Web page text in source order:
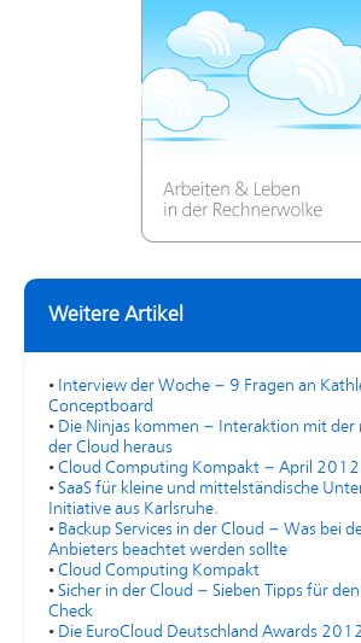
Weitere Artikel
• Interview der Woche – 9 Fragen an
Conceptboard
• Die Ninjas kommen – Interaktion mit der
der Cloud heraus
• Cloud Computing Kompakt – April 2012
• SaaS für kleine und mittelständische
Initiative aus Karlsruhe.
• Backup Services in der Cloud – Was bei
Anbieters beachtet werden sollte
• Cloud Computing Kompakt
• Sicher in der Cloud – Sieben Tipps für
Check
• Die EuroCloud Deutschland Awards